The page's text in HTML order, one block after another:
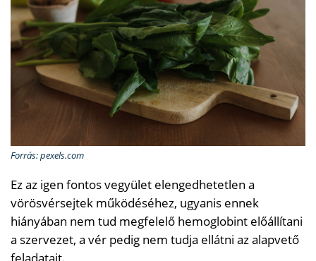
Forrás: pexels.com
Ez az igen fontos vegyület elengedhetetlen a
vörösvérsejtek működéséhez, ugyanis ennek
hiányában nem tud megfelelő hemoglobint előállítani
a szervezet, a vér pedig nem tudja ellátni az alapvető
feladatait.